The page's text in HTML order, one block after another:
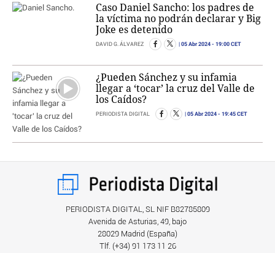
Caso Daniel Sancho: los padres de
la víctima no podrán declarar y Big
Joke es detenido
DAVID G. ÁLVAREZ 05 Abr 2024 - 19:00 CET
¿Pueden Sánchez y su infamia
llegar a ‘tocar’ la cruz del Valle de
los Caídos?
PERIODISTA DIGITAL 05 Abr 2024 - 19:45 CET
PERIODISTA DIGITAL, SL NIF B82785809
Avenida de Asturias, 49, bajo
28029 Madrid (España)
Tlf. (+34) ‎91 173 11 26